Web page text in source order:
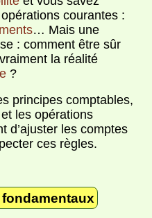
courantes :
… Mais une
: comment être sûr
la réalité
?
principes comptables,
les opérations
d’ajuster les comptes
ces règles.